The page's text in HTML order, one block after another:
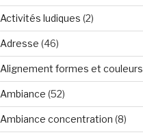
Activités ludiques (2)
Adresse (46)
Alignement formes et couleurs
Ambiance (52)
Ambiance concentration (8)